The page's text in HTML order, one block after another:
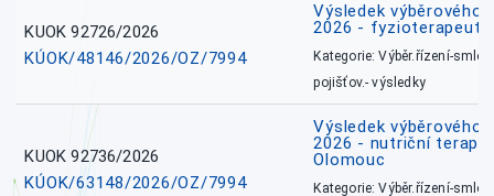
KUOK 92726/2026
KÚOK/48146/2026/OZ/7994
Výsledek výběrového
2026 - fyzioterapeut,
Kategorie: Výběr.řízení-
pojišťov.- výsledky
KUOK 92736/2026
KÚOK/63148/2026/OZ/7994
Výsledek výběrového
2026 - nutriční
Olomouc
Kategorie: Výběr.řízení-